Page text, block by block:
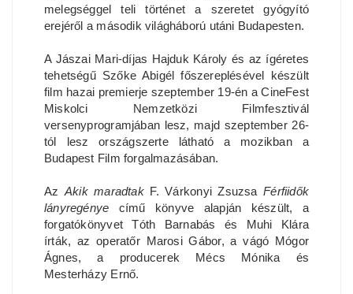
melegséggel teli történet a szeretet gyógyító
erejéről a második világháború utáni Budapesten.
A Jászai Mari-díjas Hajduk Károly és az ígéretes
tehetségű Szőke Abigél főszereplésével készült
film hazai premierje szeptember 19-én a CineFest
Miskolci Nemzetközi Filmfesztivál
versenyprogramjában lesz, majd szeptember 26-
tól lesz országszerte látható a mozikban a
Budapest Film forgalmazásában.
Az Akik maradtakF. Várkonyi ZsuzsaFérfiidők
lányregénye című könyve alapján készült, a
forgatókönyvet Tóth Barnabás és Muhi Klára
írták, az operatőr Marosi Gábor, a vágó Mógor
Ágnes, a producerek Mécs Mónika és
Mesterházy Ernő.